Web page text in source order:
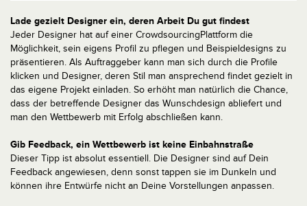
Lade gezielt Designer ein, deren Arbeit Du gut findest
Jeder Designer hat auf einer Crowdsourcing­Plattform die
Möglichkeit, sein eigens Profil zu pflegen und Beispieldesigns zu
präsentieren. Als Auftraggeber kann man sich durch die Profile
klicken und Designer, deren Stil man ansprechend findet gezielt in
das eigene Projekt einladen. So erhöht man natürlich die Chance,
dass der betreffende Designer das Wunschdesign abliefert und
man den Wettbewerb mit Erfolg abschließen kann.
Gib Feedback, ein Wettbewerb ist keine Einbahnstraße
Dieser Tipp ist absolut essentiell. Die Designer sind auf Dein
Feedback angewiesen, denn sonst tappen sie im Dunkeln und
können ihre Entwürfe nicht an Deine Vorstellungen anpassen.